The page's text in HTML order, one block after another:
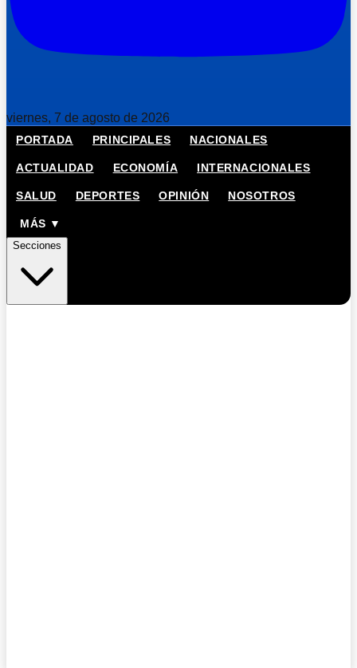
viernes, 7 de agosto de 2026
PORTADA PRINCIPALES NACIONALES
ACTUALIDAD ECONOMÍA INTERNACIONALES
SALUD DEPORTES OPINIÓN NOSOTROS
MÁS ▼
Secciones